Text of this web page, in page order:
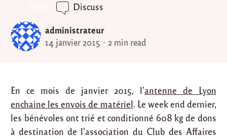
administrateur
14 janvier 2015
2 min read
Discuss
En ce mois de janvier 2015, l’antenne de Lyon
enchaine les envois de matériel. Le week end dernier,
les bénévoles ont trié et conditionné 608 kg de dons
à destination de l’association du Club des Affaires